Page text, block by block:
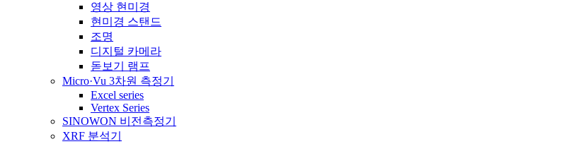
영상 현미경
현미경 스탠드
조명
디지털 카메라
돋보기 램프
Micro·Vu 3차원 측정기
Excel series
Vertex Series
SINOWON 비전측정기
XRF 분석기